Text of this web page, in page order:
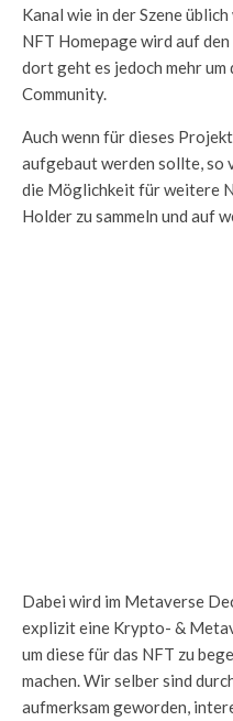
Kanal wie in der Szene
NFT Homepage wird auf
dort geht es jedoch mehr um
Community.
Auch wenn für dieses
aufgebaut werden sollte, so
die Möglichkeit für weitere
Holder zu sammeln und auf
Dabei wird im Metaverse
explizit eine Krypto- &
um diese für das NFT zu
machen. Wir selber sind
aufmerksam geworden,